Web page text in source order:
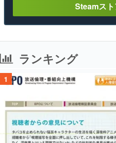
Steamス
ランキング
1